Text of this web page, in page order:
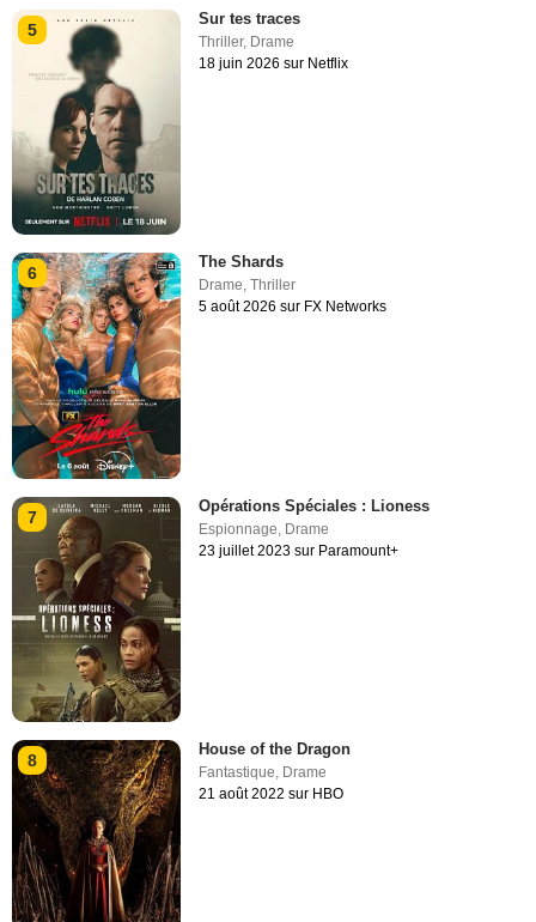
5
Sur tes traces
Thriller, Drame
18 juin 2026 sur Netflix
6
The Shards
Drame,Thriller
5 août 2026 sur FX Networks
7
Opérations Spéciales : Lioness
Espionnage Drame
23 juillet 2023 sur Paramount+
8
House of the Dragon
Fantastique, Drame
21 août 2022 sur HBO